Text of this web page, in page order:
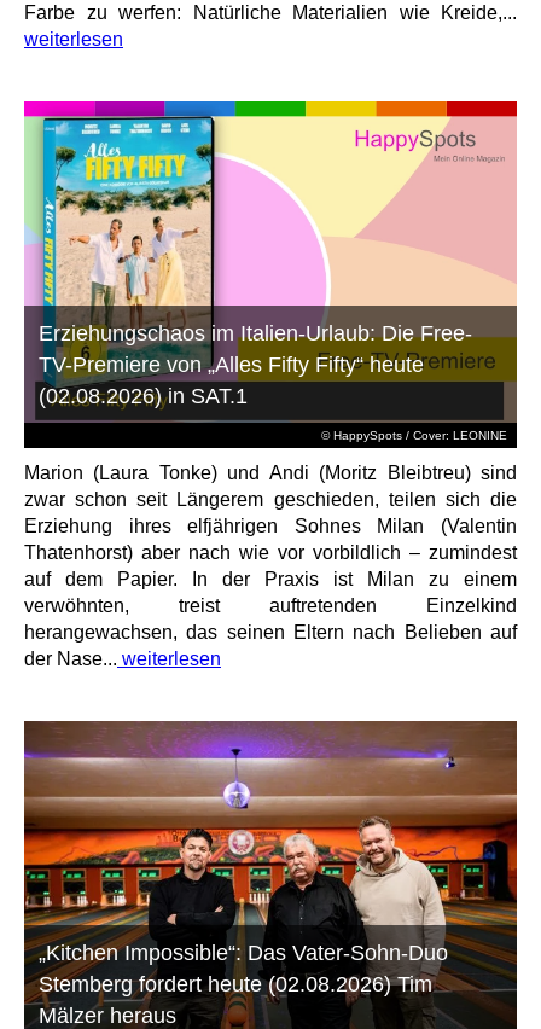
Farbe zu werfen: Natürliche Materialien wie Kreide,...
weiterlesen
© HappySpots / Cover: LEONINE
Erziehungschaos im Italien-Urlaub: Die Free-
TV-Premiere von „Alles Fifty Fifty“ heute
(02.08.2026) in SAT.1
Marion (Laura Tonke) und Andi (Moritz Bleibtreu) sind
zwar schon seit Längerem geschieden, teilen sich die
Erziehung ihres elfjährigen Sohnes Milan (Valentin
Thatenhorst) aber nach wie vor vorbildlich – zumindest
auf dem Papier. In der Praxis ist Milan zu einem
verwöhnten, treist auftretenden Einzelkind
herangewachsen, das seinen Eltern nach Belieben auf
der Nase... weiterlesen
„Kitchen Impossible“: Das Vater-Sohn-Duo
Stemberg fordert heute (02.08.2026) Tim
Mälzer heraus